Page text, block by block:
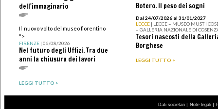
dell'immaginario
Il nuovo volto del museo fiorentino
">
FIRENZE| 06/08/2026
Nel futuro degli Uffizi. Tra due
anni la chiusura dei lavori
LEGGI TUTTO >
Botero. Il peso dei sogni
Dal 24/07/2026 al 31/01/2027
LECCE | LECCE – MUSEO MUST I
– GALLERIA NAZIONALE DI
Tesori nascosti della
Borghese
LEGGI TUTTO >
Dati societari | Note legali |